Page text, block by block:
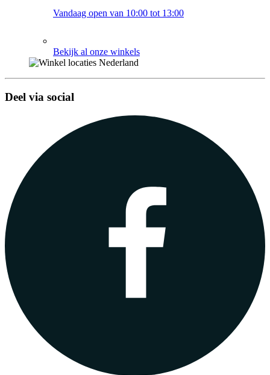
Vandaag open van 10:00 tot 13:00
Bekijk al onze winkels
Deel via social